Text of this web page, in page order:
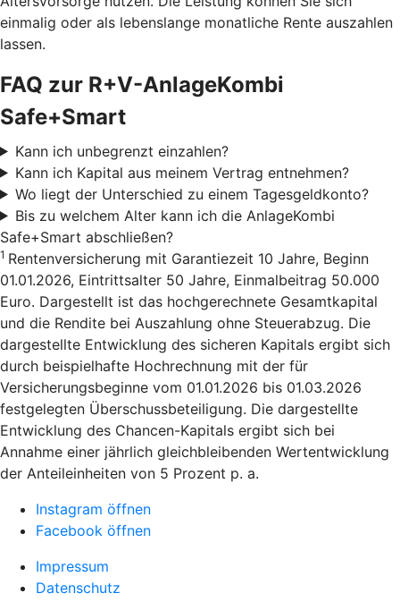
einmalig oder als lebenslange monatliche Rente auszahlen
lassen.
FAQ zur R+V-AnlageKombi
Safe+Smart
Kann ich unbegrenzt einzahlen?
Kann ich Kapital aus meinem Vertrag entnehmen?
Wo liegt der Unterschied zu einem Tagesgeldkonto?
Bis zu welchem Alter kann ich die AnlageKombi
Safe+Smart abschließen?
1 Rentenversicherung mit Garantiezeit 10 Jahre, Beginn
01.01.2026, Eintrittsalter 50 Jahre, Einmalbeitrag 50.000
Euro. Dargestellt ist das hochgerechnete Gesamtkapital
und die Rendite bei Auszahlung ohne Steuerabzug. Die
dargestellte Entwicklung des sicheren Kapitals ergibt sich
durch beispielhafte Hochrechnung mit der für
Versicherungsbeginne vom 01.01.2026 bis 01.03.2026
festgelegten Überschussbeteiligung. Die dargestellte
Entwicklung des Chancen-Kapitals ergibt sich bei
Annahme einer jährlich gleichbleibenden Wertentwicklung
der Anteileinheiten von 5 Prozent p. a.
Instagram öffnen
Facebook öffnen
Impressum
Datenschutz